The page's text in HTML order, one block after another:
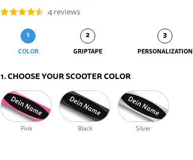
4reviews
COLOR GRIPTAPE PERSONALIZATION
1. CHOOSE YOUR SCOOTER COLOR
Pink Black Silver